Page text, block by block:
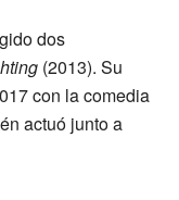
dos
(2013). Su
con la comedia
actuó junto a